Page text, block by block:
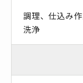
調理、仕込み
洗浄